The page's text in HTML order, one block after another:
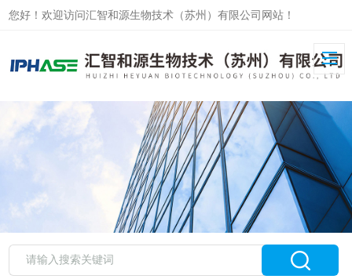
您好！欢迎访问汇智和源生物技术（苏州）有限公司网站！